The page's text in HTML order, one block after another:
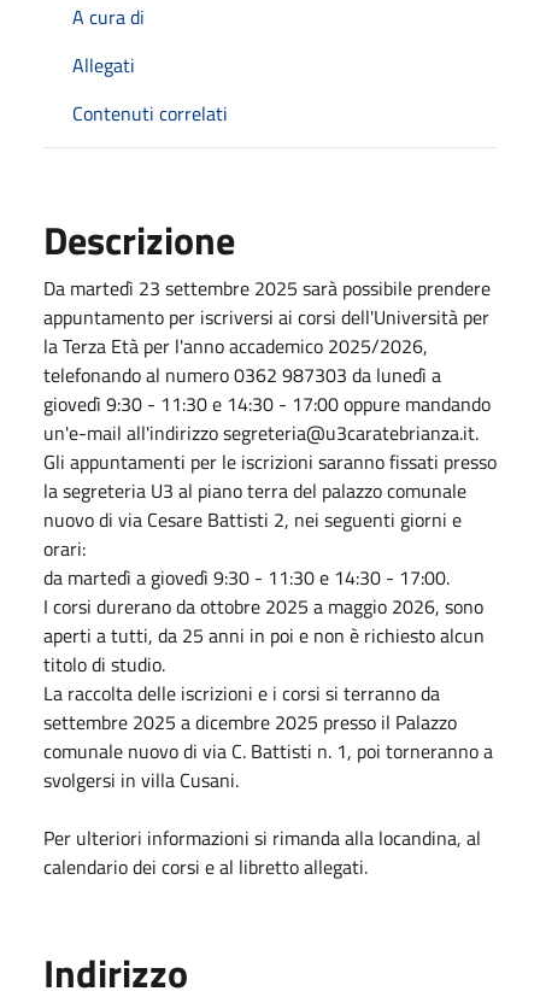
A cura di
Allegati
Contenuti correlati
Descrizione
Da martedì 23 settembre 2025 sarà possibile prendere
appuntamento per iscriversi ai corsi dell'Università per
la Terza Età per l'anno accademico 2025/2026,
telefonandoal numero 0362 987303 da lunedì a
giovedì 9:30 - 11:30 e 14:30 - 17:00 oppure mandando
un'e-mail all'indirizzosegreteria@u3caratebrianza.it.
Gli appuntamenti per le iscrizioni saranno fissati presso
la segreteria U3 al piano terra del palazzo comunale
nuovo di via Cesare Battisti 2, nei seguenti giorni e
orari:
da martedì a giovedì 9:30 - 11:30 e 14:30 - 17:00.
I corsi durerano da ottobre 2025 a maggio 2026, sono
aperti a tutti, da 25 anni in poi e non è richiesto alcun
titolo di studio.
La raccolta delle iscrizioni e i corsi si terranno da
settembre 2025 a dicembre 2025 presso il Palazzo
comunale nuovo di via C. Battisti n. 1, poi torneranno a
svolgersi in villa Cusani.
Per ulteriori informazioni si rimanda alla locandina, al
calendario dei corsi e al libretto allegati.
Indirizzo